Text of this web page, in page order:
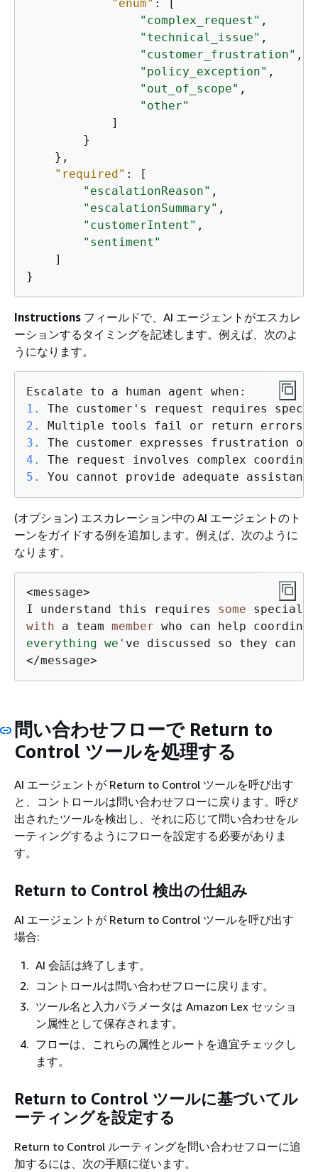
"enum" : [
"complex_request" ,
"technical_issue" ,
"customer_frustration" ,
"policy_exception" ,
"out_of_scope" ,
"other"
            ]
        }
    },
"required" : [
"escalationReason" ,
"escalationSummary" ,
"customerIntent" ,
"sentiment"
    ]
}
Instructions フィールドで、AI エージェントがエスカレ
ーションするタイミングを記述します。例えば、次のよ
うになります。
1.
2.
3.
4.
5.
You cannot provide adequate
(オプション) エスカレーション中の AI エージェントのト
ーンをガイドする例を追加します。例えば、次のように
なります。
<message>
I understand this requires some
with a team member who can help
everything we' ve discussed so they can
</message>
問い合わせフローで Return to
Control ツールを処理する
AI エージェントが Return to Control ツールを呼び出す
と、コントロールは問い合わせフローに戻ります。呼び
出されたツールを検出し、それに応じて問い合わせをル
ーティングするようにフローを設定する必要がありま
す。
Return to Control 検出の仕組み
AI エージェントが Return to Control ツールを呼び出す
場合:
AI 会話は終了します。
コントロールは問い合わせフローに戻ります。
ツール名と入力パラメータは Amazon Lex セッショ
ン属性として保存されます。
フローは、これらの属性とルートを適宜チェックし
ます。
Return to Control ツールに基づいてル
ーティングを設定する
Return to Control ルーティングを問い合わせフローに追
加するには、次の手順に従います。